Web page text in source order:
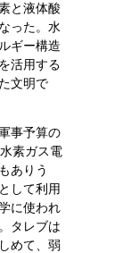
と液体酸
った。水
ギー構造
活用する
文明で
事予算の
素ガス電
ありう
して利用
に使われ
タレブは
めて、弱